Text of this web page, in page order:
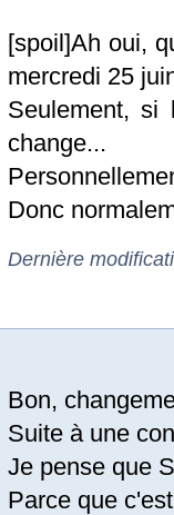
[spoil]Ah oui,
mercredi 25
Seulement, si
change...
Donc
Dernière
Bon,
Suite à une
Je pense que
Parce que